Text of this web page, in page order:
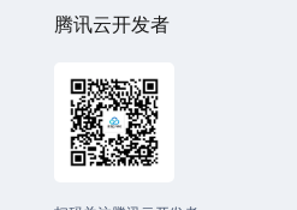
腾讯云开发者